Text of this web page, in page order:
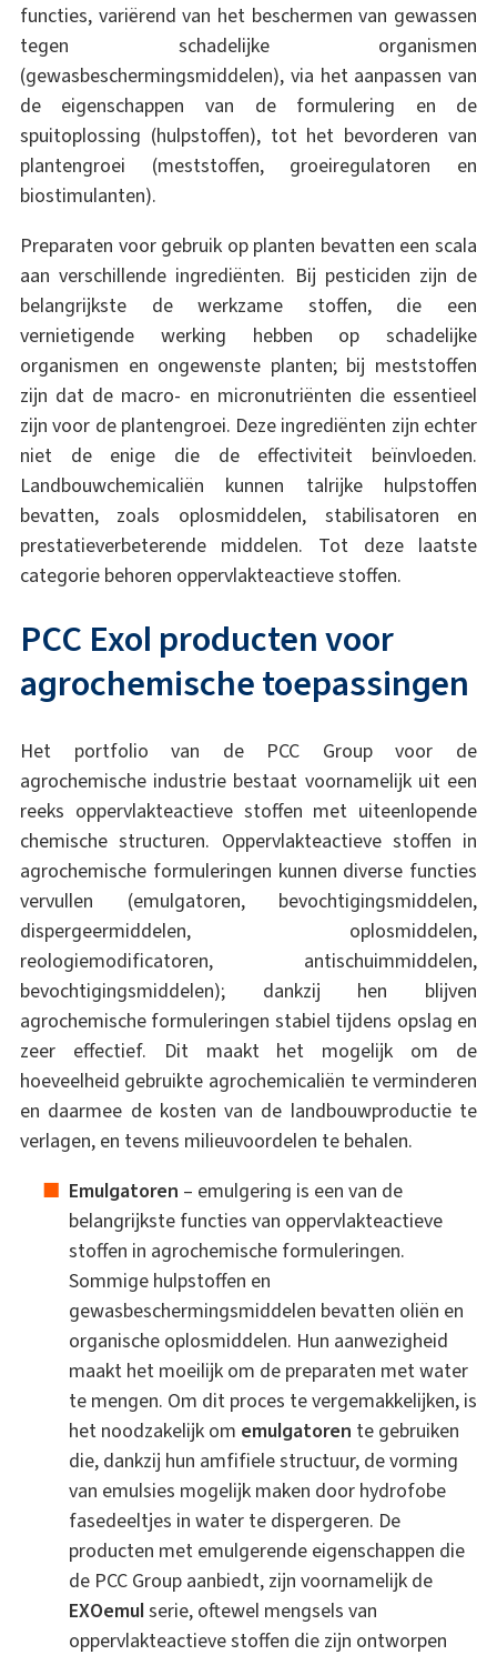
functies, variërend van het beschermen van gewassen
tegen schadelijke organismen
(gewasbeschermingsmiddelen), via het aanpassen van
de eigenschappen van de formulering en de
spuitoplossing (hulpstoffen), tot het bevorderen van
plantengroei (meststoffen, groeiregulatoren en
biostimulanten).
Preparaten voor gebruik op planten bevatten een scala
aan verschillende ingrediënten. Bij pesticiden zijn de
belangrijkste de werkzame stoffen, die een
vernietigende werking hebben op schadelijke
organismen en ongewenste planten; bij meststoffen
zijn dat de macro- en micronutriënten die essentieel
zijn voor de plantengroei. Deze ingrediënten zijn echter
niet de enige die de effectiviteit beïnvloeden.
Landbouwchemicaliën kunnen talrijke hulpstoffen
bevatten, zoals oplosmiddelen, stabilisatoren en
prestatieverbeterende middelen. Tot deze laatste
categorie behoren oppervlakteactieve stoffen.
PCC Exol producten voor
agrochemische toepassingen
Het portfolio van de PCC Group voor de
agrochemische industrie bestaat voornamelijk uit een
reeks oppervlakteactieve stoffen met uiteenlopende
chemische structuren. Oppervlakteactieve stoffen in
agrochemische formuleringen kunnen diverse functies
vervullen (emulgatoren, bevochtigingsmiddelen,
dispergeermiddelen, oplosmiddelen,
reologiemodificatoren, antischuimmiddelen,
bevochtigingsmiddelen); dankzij hen blijven
agrochemische formuleringen stabiel tijdens opslag en
zeer effectief. Dit maakt het mogelijk om de
hoeveelheid gebruikte agrochemicaliën te verminderen
en daarmee de kosten van de landbouwproductie te
verlagen, en tevens milieuvoordelen te behalen.
Emulgatoren – emulgering is een van de
belangrijkste functies van oppervlakteactieve
stoffen in agrochemische formuleringen.
Sommige hulpstoffen en
gewasbeschermingsmiddelen bevatten oliën en
organische oplosmiddelen. Hun aanwezigheid
maakt het moeilijk om de preparaten met water
te mengen. Om dit proces te vergemakkelijken, is
het noodzakelijk om emulgatoren te gebruiken
die, dankzij hun amfifiele structuur, de vorming
van emulsies mogelijk maken door hydrofobe
fasedeeltjes in water te dispergeren. De
producten met emulgerende eigenschappen die
de PCC Group aanbiedt, zijn voornamelijk de
EXOemulserie, oftewel mengsels van
oppervlakteactieve stoffen die zijn ontworpen